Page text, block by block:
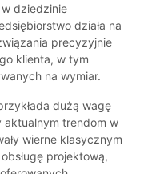
dziedzinie
działa na
precyzyjnie
klienta, w tym
na wymiar.
dużą wagę
aktualnym trendom w
wierne klasycznym
projektową,